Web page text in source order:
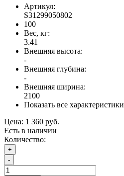
Артикул:
S31299050802
100
Вес, кг:
3.41
Внешняя высота:
-
Внешняя глубина:
-
Внешняя ширина:
2100
Показать все характеристики
Цена: 1 360 руб.
Есть в наличии
Количество:
+
-